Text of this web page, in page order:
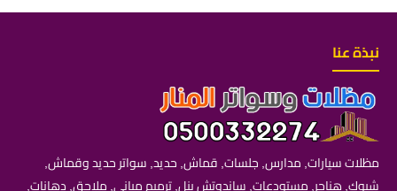
نبذة عنا
مظلات سيارات, مدارس, جلسات, قماش, حديد, سواتر حديد وقماش,
شبوك, هناجر, مستودعات, ساندوتش بنل, ترميم مباني, ملاحق, دهانات,